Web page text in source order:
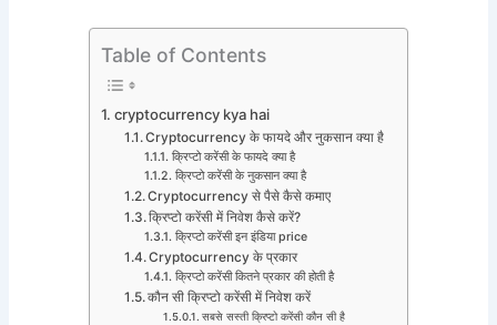
Table of Contents
cryptocurrency kya hai
Cryptocurrency के फायदे और नुकसान क्या है
क्रिप्टो करेंसी के फायदे क्या है
क्रिप्टो करेंसी के नुकसान क्या है
Cryptocurrency से पैसे कैसे कमाए
क्रिप्टो करेंसी में निवेश कैसे करें?
क्रिप्टो करेंसी इन इंडिया price
Cryptocurrency के प्रकार
क्रिप्टो करेंसी कितने प्रकार की होती है
कौन सी क्रिप्टो करेंसी में निवेश करें
सबसे सस्ती क्रिप्टो करेंसी कौन सी है